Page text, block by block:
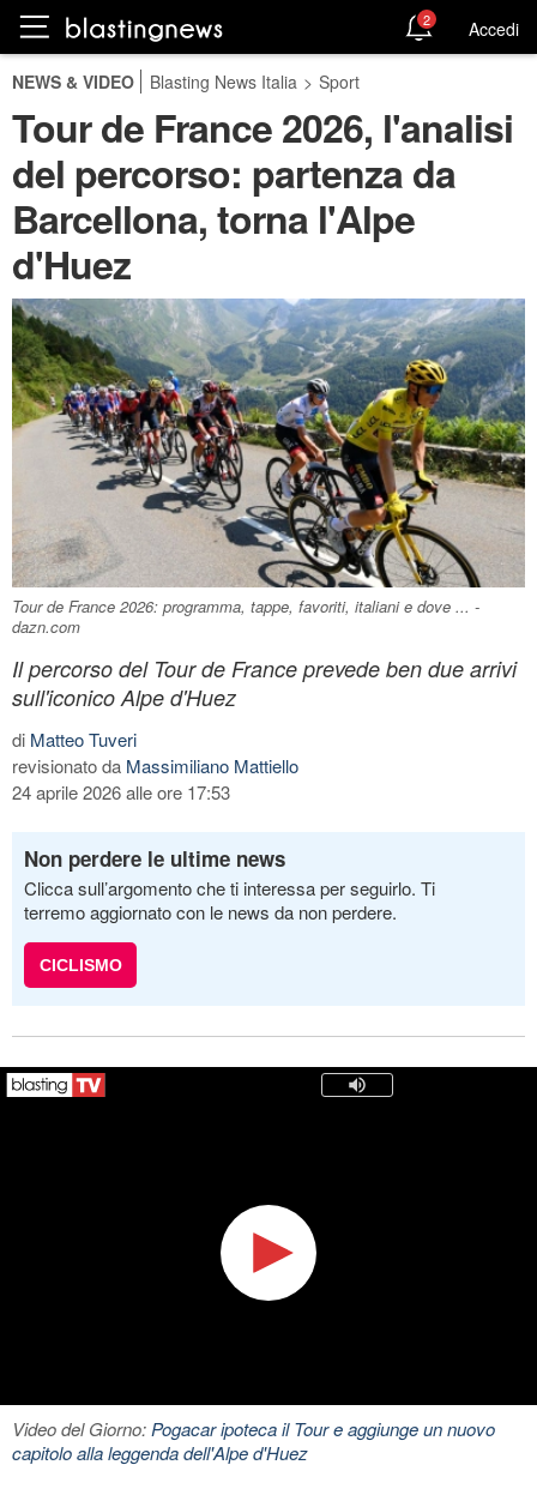
2 Accedi
NEWS & VIDEO Blasting News Italia > Sport
Tour de France 2026, l'analisi
del percorso: partenza da
Barcellona, torna l'Alpe
d'Huez
Tour de France 2026: programma, tappe, favoriti, italiani e dove ... -
dazn.com
Il percorso del Tour de France prevede ben due arrivi
sull'iconico Alpe d'Huez
di Matteo Tuveri
revisionato da Massimiliano Mattiello
24 aprile 2026 alle ore 17:53
Non perdere le ultime news
Clicca sull’argomento che ti interessa per seguirlo. Ti
terremo aggiornato con le news da non perdere.
CICLISMO
Video del Giorno:Pogacar ipoteca il Tour e aggiunge un nuovo
capitolo alla leggenda dell'Alpe d'Huez